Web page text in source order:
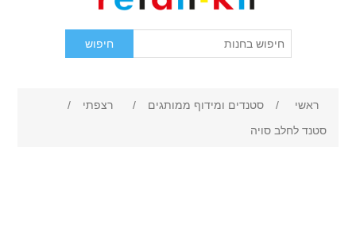
ראשי / סטנדים ומידוף ממותגים / רצפתי
/
סטנד לחלב סויה